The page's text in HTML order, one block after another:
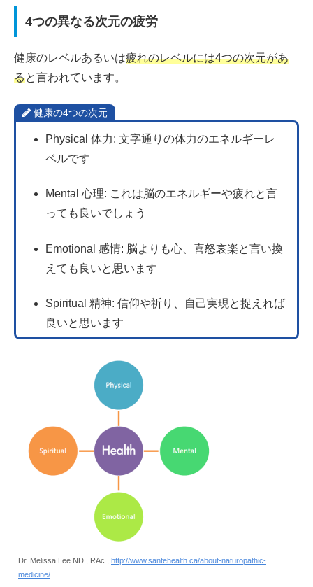
4つの異なる次元の疲労
健康のレベルあるいは疲れのレベルには4つの次元があ
ると言われています。
健康の4つの次元
Physical 体力: 文字通りの体力のエネルギーレ
ベルです
Mental 心理: これは脳のエネルギーや疲れと言
っても良いでしょう
Emotional 感情: 脳よりも心、喜怒哀楽と言い換
えても良いと思います
Spiritual 精神: 信仰や祈り、自己実現と捉えれば
良いと思います
Dr. Melissa Lee ND., RAc., http://www.santehealth.ca/about-naturopathic-
medicine/